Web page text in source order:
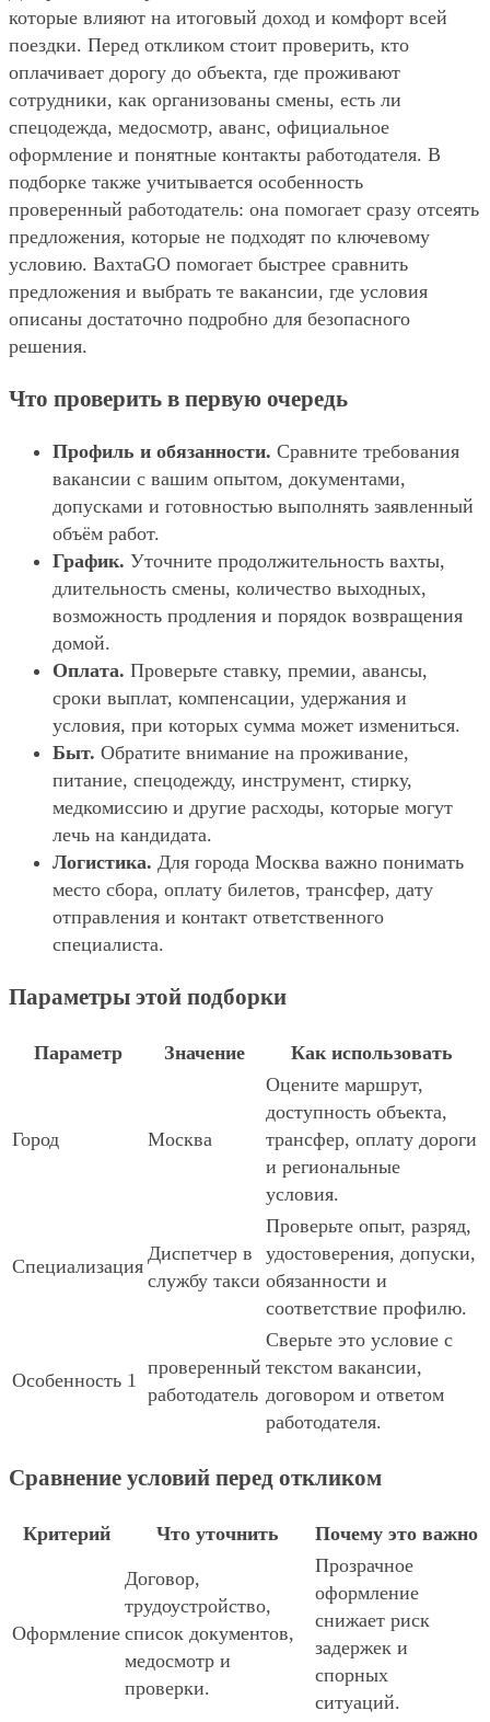
которые влияют на итоговый доход и комфорт всей
поездки. Перед откликом стоит проверить, кто
оплачивает дорогу до объекта, где проживают
сотрудники, как организованы смены, есть ли
спецодежда, медосмотр, аванс, официальное
оформление и понятные контакты работодателя. В
подборке также учитывается особенность
проверенный работодатель: она помогает сразу отсеять
предложения, которые не подходят по ключевому
условию. ВахтаGO помогает быстрее сравнить
предложения и выбрать те вакансии, где условия
описаны достаточно подробно для безопасного
решения.
Что проверить в первую очередь
Профиль и обязанности. Сравните требования
вакансии с вашим опытом, документами,
допусками и готовностью выполнять заявленный
объём работ.
График. Уточните продолжительность вахты,
длительность смены, количество выходных,
возможность продления и порядок возвращения
домой.
Оплата. Проверьте ставку, премии, авансы,
сроки выплат, компенсации, удержания и
условия, при которых сумма может измениться.
Быт. Обратите внимание на проживание,
питание, спецодежду, инструмент, стирку,
медкомиссию и другие расходы, которые могут
лечь на кандидата.
Логистика. Для города Москва важно понимать
место сбора, оплату билетов, трансфер, дату
отправления и контакт ответственного
специалиста.
Параметры этой подборки
Параметр Значение Как использовать
Город Москва
Оцените маршрут,
доступность объекта,
трансфер, оплату дороги
и региональные
условия.
Специализация
Диспетчер в
службу такси
Проверьте опыт, разряд,
удостоверения, допуски,
обязанности и
соответствие профилю.
Особенность 1
проверенный
работодатель
Сверьте это условие с
текстом вакансии,
договором и ответом
работодателя.
Сравнение условий перед откликом
Критерий Что уточнить Почему это важно
Оформление
Договор,
трудоустройство,
список документов,
медосмотр и
проверки.
Прозрачное
оформление
снижает риск
задержек и
спорных
ситуаций.